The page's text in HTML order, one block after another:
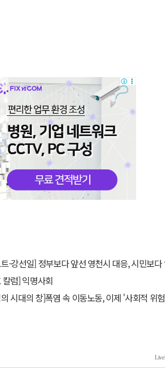
강선일] 정부보다 앞선 영천시 대응, 시민보다 앞서선 안된다
칼럼] 익명사회
시대의 창]폭염 속 이동노동, 이제 '사회적 위험 관리'로 전환할 때